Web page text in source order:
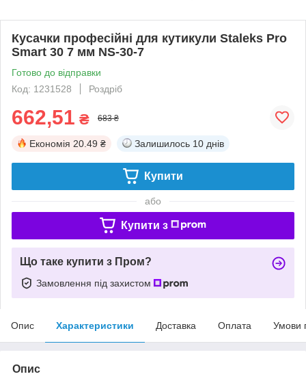
Кусачки професійні для кутикули Staleks Pro
Smart 30 7 мм NS-30-7
Готово до відправки
Код: 1231528
Роздріб
662,51 ₴ 683 ₴
Економія 20.49 ₴ Залишилось 10 днів
Купити
або
Купити з
Що таке купити з Пром?
Замовлення під захистом
Опис Характеристики Доставка Оплата Умови
Опис